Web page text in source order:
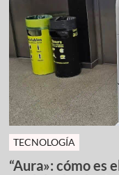
TECNOLOGÍA
“Aura»: cómo es